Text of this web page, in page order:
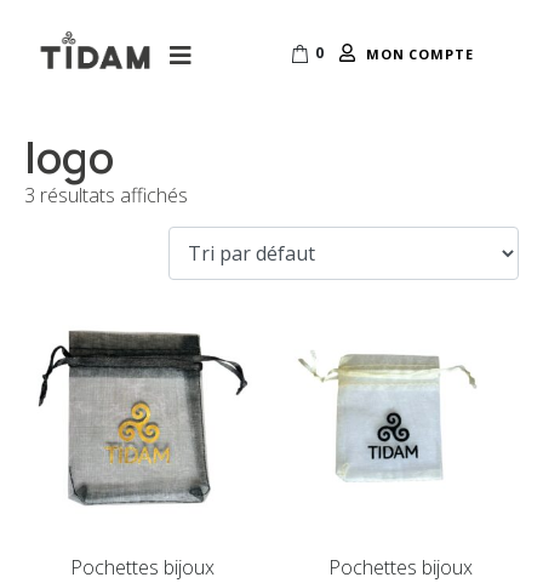
0 MON COMPTE
logo
3 résultats affichés
Pochettes bijoux Pochettes bijoux